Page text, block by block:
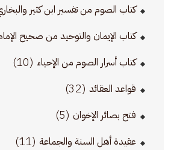
كتاب الصوم من تفسير ابن كثير
كتاب الإيمان والتوحيد من صحيح
كتاب أسرار الصوم من الإحياء (10)
قواعد العقائد (32)
فتح بصائر الإخوان (5)
عقيدة أهل السنة والجماعة (11)